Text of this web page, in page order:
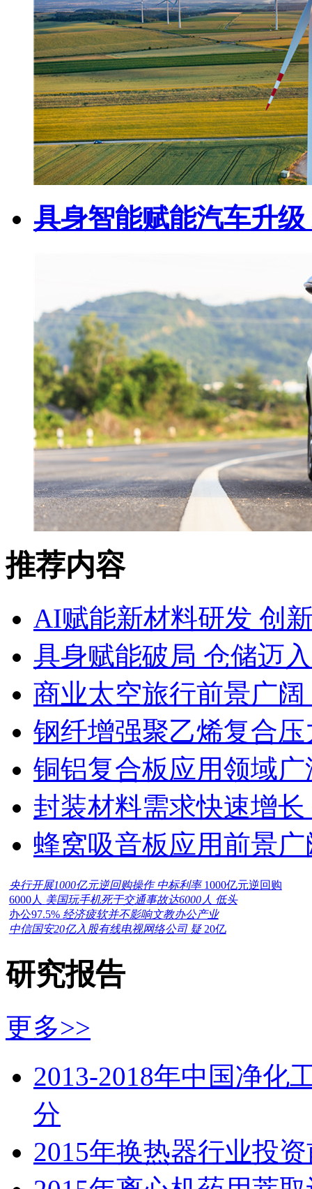
具身智能赋能汽车升
推荐内容
AI赋能新材料研发 创
具身赋能破局 仓储迈
商业太空旅行前景广
钢纤增强聚乙烯复合
铜铝复合板应用领域
封装材料需求快速增
蜂窝吸音板应用前景
央行开展1000亿元逆回购操作 中标利率 1000亿元逆回购
6000人 美国玩手机死于交通事故达6000人 低头
办公97.5% 经济疲软并不影响文教办公产业
中信国安20亿入股有线电视网络公司 疑 20亿
研究报告
更多>>
2013-2018年中国净化
分
2015年换热器行业投